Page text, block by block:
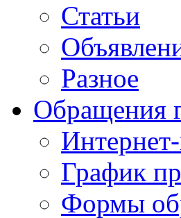
Статьи
Разное
Обращения
График
Формы